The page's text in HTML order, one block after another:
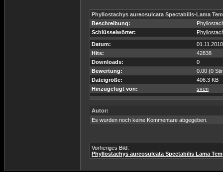
Phyllostachys aureosulcata Spectabilis-Lama
Beschreibung:
Schlüsselwörter:
Datum:
Hits:
42838
Downloads:
0
Bewertung:
0.00 (0
Dateigröße:
406.3 KB
Hinzugefügt von:
sven
Autor:
Es wurden noch keine Kommentare abgegeben.
Vorheriges Bild:
Phyllostachys aureosulcata Spectabilis Lama